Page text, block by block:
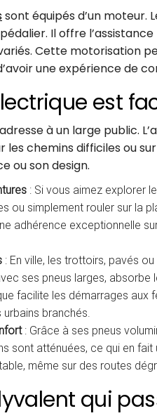
sont équipés d’un moteur.
Il offre
Cette motorisation
une expérience de
est
à un large public.
les chemins difficiles ou
ou son design.
: Si vous aimez explorer
ou simplement rouler sur la
adhérence exceptionnelle
: En ville, les trottoirs, pavés
ses pneus larges,
facilite les démarrages aux
branchés.
: Grâce à ses pneus
sont atténuées, ce qui en
même sur des routes
qui